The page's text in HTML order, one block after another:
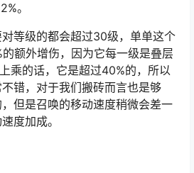
。
等级的都会超过30级，单单这个
额外增伤，因为它每一级是叠层
乘的话，它是超过40%的，所以
错，对于我们搬砖而言也是够
但是召唤的移动速度稍微会差一
度加成。